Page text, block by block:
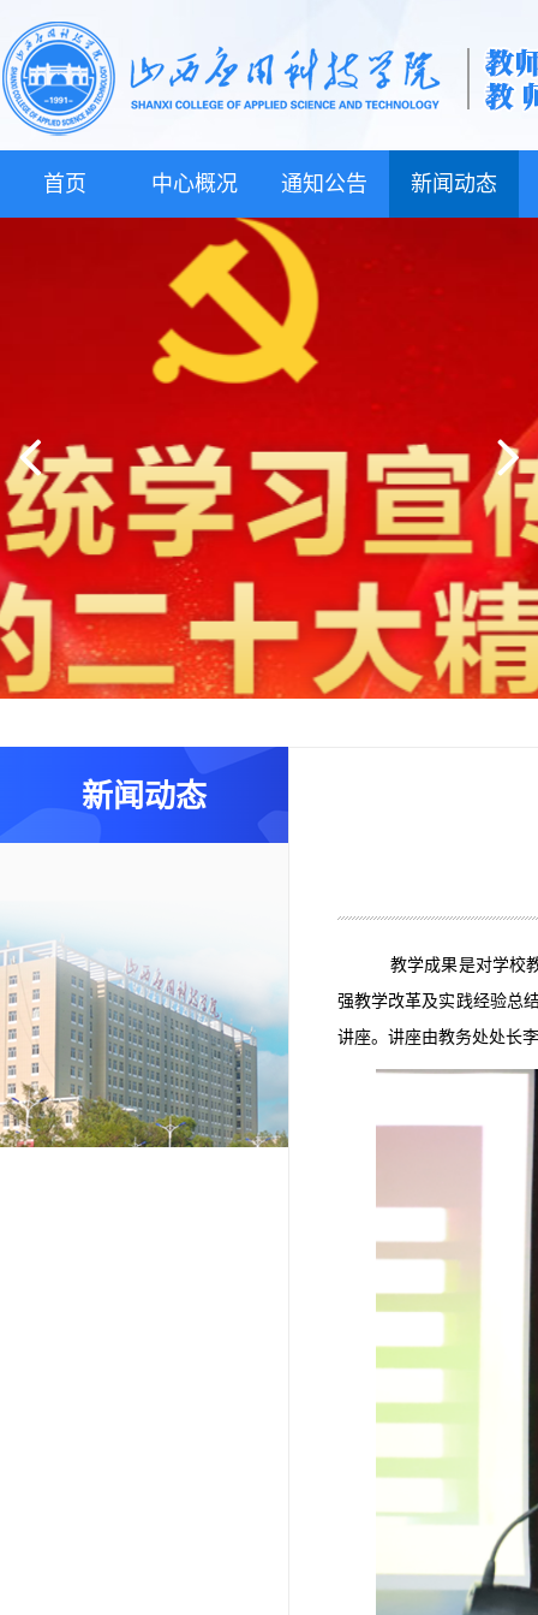
首页 中心概况 通知公告 新闻动态
新闻动态
教学成果是对学校
强教学改革及实践经验总
讲座。讲座由教务处处长